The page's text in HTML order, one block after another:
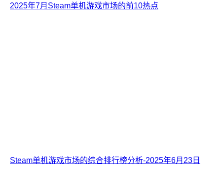
2025年7月Steam单机游戏市场的前10热点
Steam单机游戏市场的综合排行榜分析-2025年6月23日